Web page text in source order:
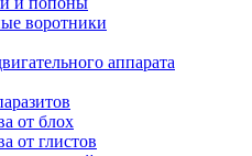
воротники
аппарата
от блох
от глистов